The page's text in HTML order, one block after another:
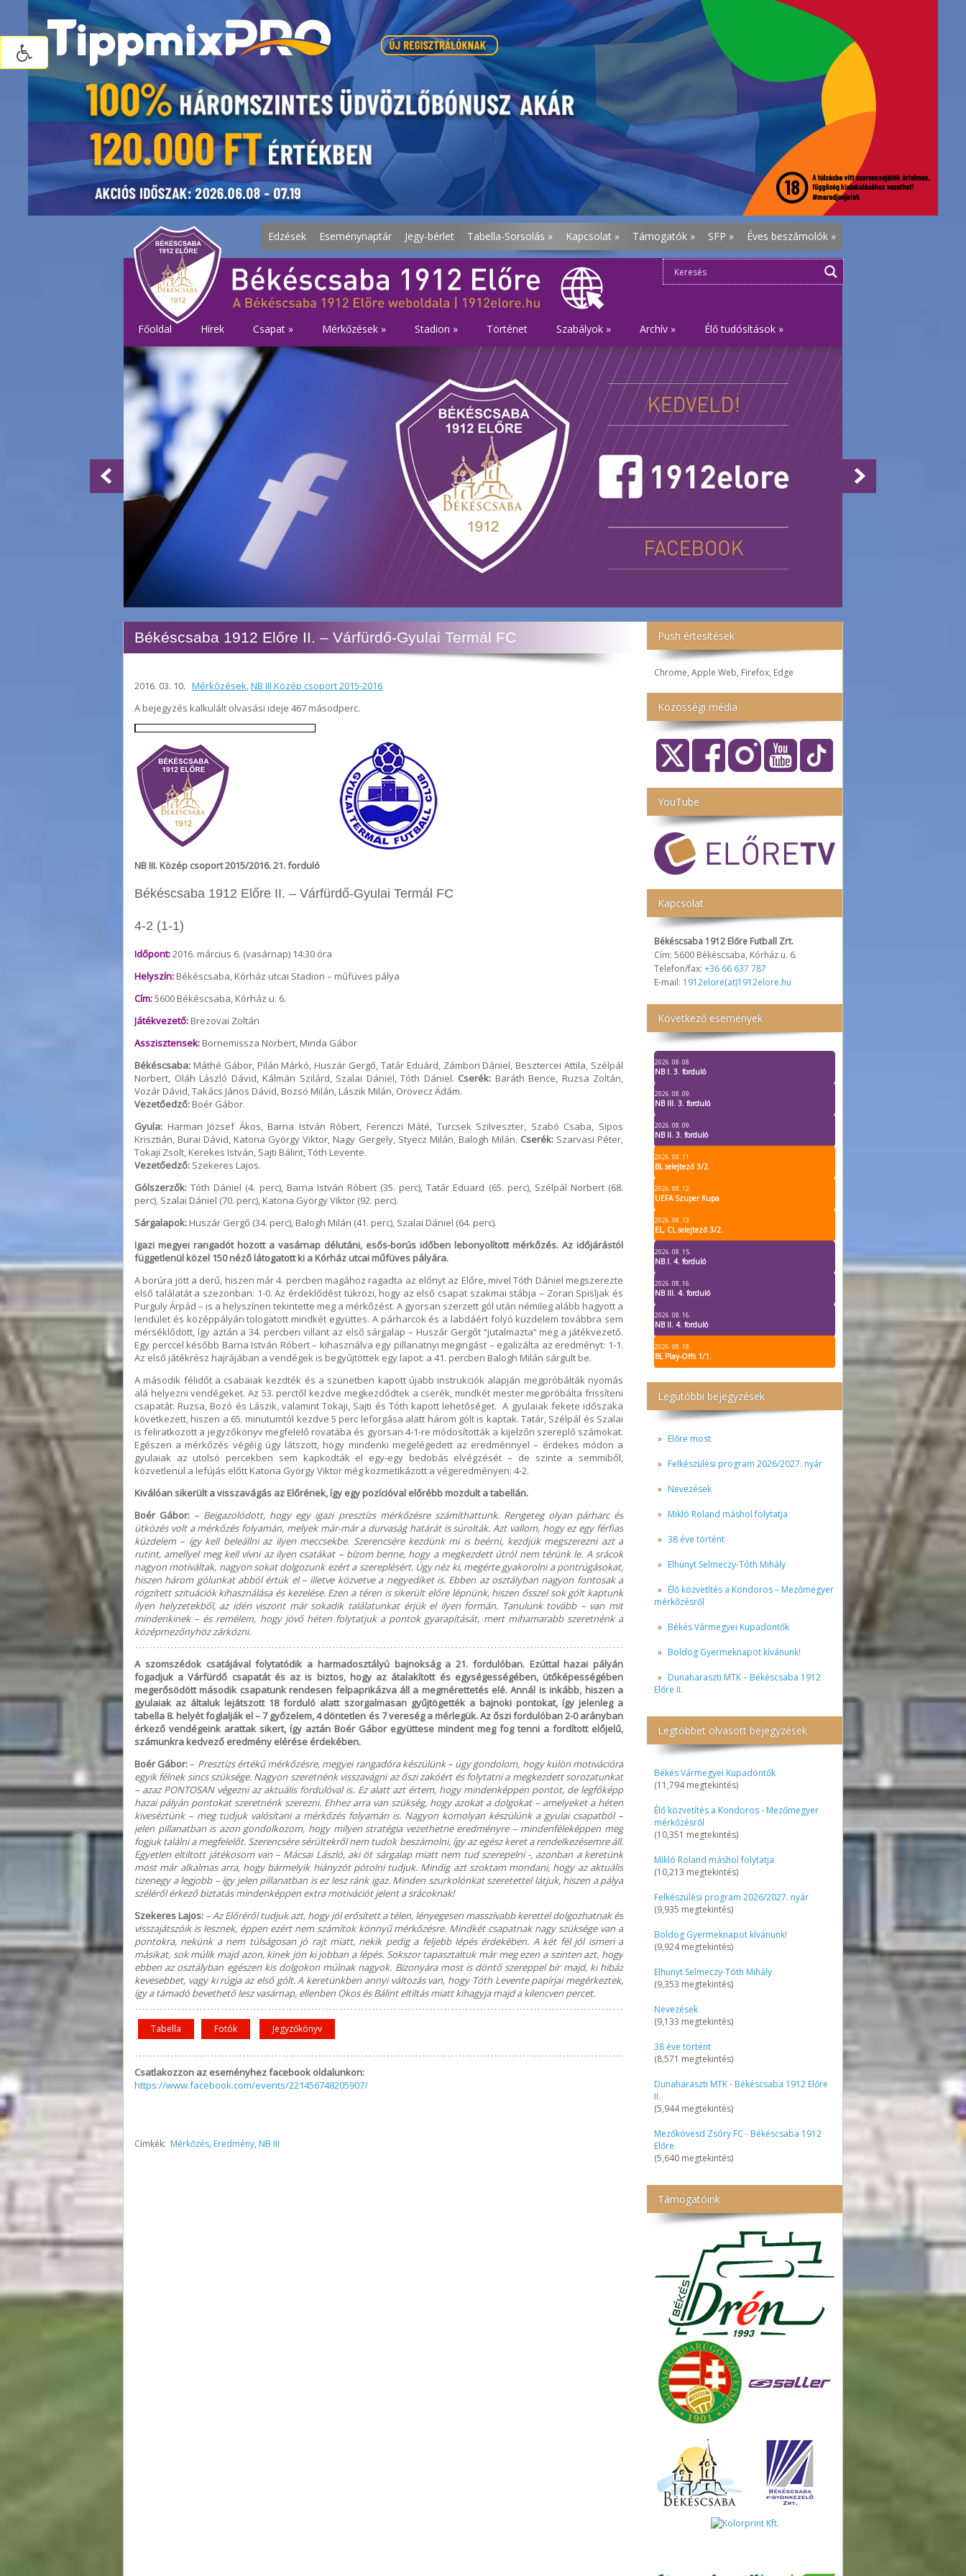
Edzések Eseménynaptár Jegy-bérlet Tabella-Sorsolás » Kapcsolat » Támogatók » SFP » Éves beszámolók »
Főoldal Hírek Csapat » Mérkőzések » Stadion » Történet Szabályok » Archív » Élő tudósítások »
Push értesítések
Chrome, Apple Web, Firefox, Edge
Közösségi média
YouTube
Kapcsolat
Békéscsaba 1912 Előre Futball Zrt.
Cím: 5600 Békéscsaba, Kórház u. 6.
Telefon/fax: +36 66 637 787
E-mail: 1912elore(at)1912elore.hu
Következő események
2026. 08. 08.
NB I. 3. forduló
2026. 08. 09.
NB III. 3. forduló
2026. 08. 09.
NB II. 3. forduló
2026. 08. 11.
BL selejtező 3/2.
2026. 08. 12.
UEFA Szuper Kupa
2026. 08. 13.
EL, CL selejtező 3/2.
2026. 08. 15.
NB I. 4. forduló
2026. 08. 16.
NB III. 4. forduló
2026. 08. 16.
NB II. 4. forduló
2026. 08. 18.
BL Play-Offs 1/1.
Legutóbbi bejegyzések
Előre most
Felkészülési program 2026/2027. nyár
Nevezések
Mikló Roland máshol folytatja
38 éve történt
Elhunyt Selmeczy-Tóth Mihály
Élő közvetítés a Kondoros – Mezőmegyer
mérkőzésről
Békés Vármegyei Kupadöntők
Boldog Gyermeknapot kívánunk!
Dunaharaszti MTK – Békéscsaba 1912
Előre II.
Legtöbbet olvasott bejegyzések
Békés Vármegyei Kupadöntők
(11,794 megtekintés)
Élő közvetítés a Kondoros - Mezőmegyer
mérkőzésről
(10,351 megtekintés)
Mikló Roland máshol folytatja
(10,213 megtekintés)
Felkészülési program 2026/2027. nyár
(9,935 megtekintés)
Boldog Gyermeknapot kívánunk!
(9,924 megtekintés)
Elhunyt Selmeczy-Tóth Mihály
(9,353 megtekintés)
Nevezések
(9,133 megtekintés)
38 éve történt
(8,571 megtekintés)
Dunaharaszti MTK - Békéscsaba 1912 Előre
II.
(5,944 megtekintés)
Mezőkövesd Zsóry FC - Békéscsaba 1912
Előre
(5,640 megtekintés)
Támogatóink
Békéscsaba 1912 Előre II. – Várfürdő-Gyulai Termál FC
2016. 03. 10. Mérkőzések,NB III Közép csoport 2015-2016
A bejegyzés kalkulált olvasási ideje 467 másodperc.
NB III. Közép csoport 2015/2016. 21. forduló
Békéscsaba 1912 Előre II. – Várfürdő-Gyulai Termál FC
4-2 (1-1)
Időpont:2016. március 6. (vasárnap) 14:30 óra
Helyszín: Békéscsaba, Kórház utcai Stadion – műfüves pálya
Cím:5600 Békéscsaba, Kórház u. 6.
Játékvezető: Brezovai Zoltán
Asszisztensek: Bornemissza Norbert, Minda Gábor
Békéscsaba: Máthé Gábor, Pilán Márkó, Huszár Gergő, Tatár Eduárd, Zámbori Dániel, Besztercei Attila, Szélpál
Norbert, Oláh László Dávid, Kálmán Szilárd, Szalai Dániel, Tóth Dániel. Cserék: Baráth Bence, Ruzsa Zoltán,
Vozár Dávid, Takács János Dávid, Bozsó Milán, Lászik Milán, Orovecz Ádám.
Vezetőedző: Boér Gábor.
Gyula: Harman József Ákos, Barna István Róbert, Ferenczi Máté, Turcsek Szilveszter, Szabó Csaba, Sipos
Krisztián, Burai Dávid, Katona György Viktor, Nagy Gergely, Styecz Milán, Balogh Milán. Cserék:Szarvasi Péter,
Tokaji Zsolt, Kerekes István, Sajti Bálint, Tóth Levente.
Vezetőedző: Szekeres Lajos.
Gólszerzők: Tóth Dániel (4. perc), Barna István Róbert (35. perc), Tatár Eduard (65. perc), Szélpál Norbert (68.
perc), Szalai Dániel (70. perc), Katona György Viktor (92. perc).
Sárgalapok: Huszár Gergő (34. perc), Balogh Milán (41. perc), Szalai Dániel (64. perc).
Igazi megyei rangadót hozott a vasárnap délutáni, esős-borús időben lebonyolított mérkőzés. Az időjárástól
függetlenül közel 150 néző látogatott ki a Kórház utcai műfüves pályára.
A borúra jött a derű, hiszen már 4. percben magához ragadta az előnyt az Előre, mivel Tóth Dániel megszerezte
első találatát a szezonban: 1-0. Az érdeklődést tükrözi, hogy az első csapat szakmai stábja – Zoran Spisljak és
Purguly Árpád – is a helyszínen tekintette meg a mérkőzést. A gyorsan szerzett gól után némileg alább hagyott a
lendület és középpályán tologatott mindkét együttes. A párharcok és a labdáért folyó küzdelem továbbra sem
mérséklődött, így aztán a 34. percben villant az első sárgalap – Huszár Gergőt “jutalmazta” meg a játékvezető.
Egy perccel később Barna István Róbert – kihasználva egy pillanatnyi megingást – egalizálta az eredményt: 1-1.
Az első játékrész hajrájában a vendégek is begyűjtöttek egy lapot: a 41. percben Balogh Milán sárgult be.
A második félidőt a csabaiak kezdték és a szünetben kapott újabb instrukciók alapján megpróbálták nyomás
alá helyezni vendégeket. Az 53. perctől kezdve megkezdődtek a cserék, mindkét mester megpróbálta frissíteni
csapatát: Ruzsa, Bozó és Lászik, valamint Tokaji, Sajti és Tóth kapott lehetőséget. A gyulaiak fekete időszaka
következett, hiszen a 65. minutumtól kezdve 5 perc leforgása alatt három gólt is kaptak. Tatár, Szélpál és Szalai
is feliratkozott a jegyzőkönyv megfelelő rovatába és gyorsan 4-1-re módosították a kijelzőn szereplő számokat.
Egészen a mérkőzés végéig úgy látszott, hogy mindenki megelégedett az eredménnyel – érdekes módon a
gyulaiak az utolsó percekben sem kapkodták el egy-egy bedobás elvégzését – de szinte a semmiből,
közvetlenül a lefújás előtt Katona György Viktor még kozmetikázott a végeredményen: 4-2.
Kiválóan sikerült a visszavágás az Előrének, így egy pozícióval előrébb mozdult a tabellán.
Boér Gábor: – Beigazolódott, hogy egy igazi presztízs mérkőzésre számíthattunk. Rengeteg olyan párharc és
ütközés volt a mérkőzés folyamán, melyek már-már a durvaság határát is súrolták. Azt vallom, hogy ez egy férfias
küzdelem – így kell beleállni az ilyen meccsekbe. Szerencsére kezdünk mi is beérni, kezdjük megszerezni azt a
rutint, amellyel meg kell vívni az ilyen csatákat – bízom benne, hogy a megkezdett útról nem térünk le. A srácok
nagyon motiváltak, nagyon sokat dolgozunk ezért a szereplésért. Úgy néz ki, megérte gyakorolni a pontrúgásokat,
hiszen három gólunkat abból értük el – illetve közvetve a negyediket is. Ebben az osztályban nagyon fontosak a
rögzített szituációk kihasználása és kezelése. Ezen a téren is sikerült előre lépnünk, hiszen ősszel sok gólt kaptunk
ilyen helyzetekből, az idén viszont már sokadik találatunkat érjük el ilyen formán. Tanulunk tovább – van mit
mindenkinek – és remélem, hogy jövő héten folytatjuk a pontok gyarapítását, mert mihamarabb szeretnénk a
középmezőnyhöz zárkózni.
A szomszédok csatájával folytatódik a harmadosztályú bajnokság a 21. fordulóban. Ezúttal hazai pályán
fogadjuk a Várfürdő csapatát és az is biztos, hogy az átalakított és egységességében, ütőképességében
megerősödött második csapatunk rendesen felpaprikázva áll a megmérettetés elé. Annál is inkább, hiszen a
gyulaiak az általuk lejátszott 18 forduló alatt szorgalmasan gyűjtögették a bajnoki pontokat, így jelenleg a
tabella 8. helyét foglalják el – 7 győzelem, 4 döntetlen és 7 vereség a mérlegük. Az őszi fordulóban 2-0 arányban
érkező vendégeink arattak sikert, így aztán Boér Gábor együttese mindent meg fog tenni a fordított előjelű,
számunkra kedvező eredmény elérése érdekében.
Boér Gábor:– Presztízs értékű mérkőzésre, megyei rangadóra készülünk – úgy gondolom, hogy külön motivációra
egyik félnek sincs szüksége. Nagyon szeretnénk visszavágni az őszi zakóért és folytatni a megkezdett sorozatunkat
– azaz PONTOSAN végezni az aktuális fordulóval is. Ez alatt azt értem, hogy mindenképpen pontot, de legfőképp
hazai pályán pontokat szeretnénk szerezni. Ehhez arra van szükség, hogy azokat a dolgokat – amelyeket a héten
kiveséztünk – meg tudjuk valósítani a mérkőzés folyamán is. Nagyon komolyan készülünk a gyulai csapatból –
jelen pillanatban is azon gondolkozom, hogy milyen stratégia vezethetne eredményre – mindenféleképpen meg
fogjuk találni a megfelelőt. Szerencsére sérültekről nem tudok beszámolni, így az egész keret a rendelkezésemre áll.
Egyetlen eltiltott játékosom van – Mácsai László, aki öt sárgalap miatt nem tud szerepelni -, azonban a keretünk
most már alkalmas arra, hogy bármelyik hiányzót pótolni tudjuk. Mindig azt szoktam mondani, hogy az aktuális
tizenegy a legjobb – így jelen pillanatban is ez lesz ránk igaz. Minden szurkolónkat szeretettel látjuk, hiszen a pálya
széléről érkező biztatás mindenképpen extra motivációt jelent a srácoknak!
Szekeres Lajos: – Az Előréről tudjuk azt, hogy jól erősített a télen, lényegesen masszívabb kerettel dolgozhatnak és
visszajátszóik is lesznek, éppen ezért nem számítok könnyű mérkőzésre. Mindkét csapatnak nagy szüksége van a
pontokra, nekünk a nem túlságosan jó rajt miatt, nekik pedig a feljebb lépés érdekében. A két fél jól ismeri a
másikat, sok múlik majd azon, kinek jön ki jobban a lépés. Sokszor tapasztaltuk már meg ezen a szinten azt, hogy
ebben az osztályban egészen kis dolgokon múlnak nagyok. Bizonyára most is döntő szereppel bír majd, ki hibáz
kevesebbet, vagy ki rúgja az első gólt. A keretünkben annyi változás van, hogy Tóth Levente papírjai megérkeztek,
így a támadó bevethető lesz vasárnap, ellenben Okos és Bálint eltiltás miatt kihagyja majd a kilencven percet.
Fotók Jegyzőkönyv
Tabella
Csatlakozzon az eseményhez facebook oldalunkon:
https://www.facebook.com/events/221456748205907/
Címkék: Mérkőzés, Eredmény, NB III